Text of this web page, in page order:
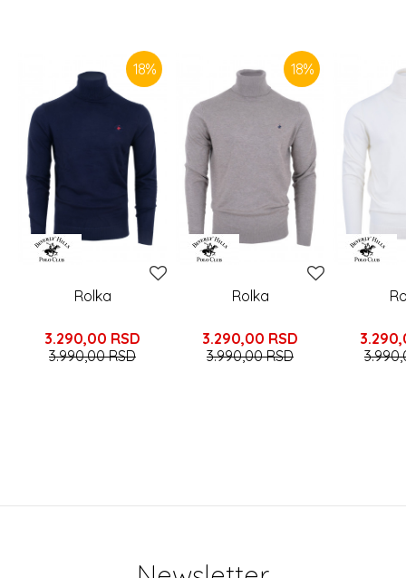
18%
Rolka
3.290,00 RSD
3.990,00RSD
18%
Rolka
3.290,00 RSD
3.990,00RSD